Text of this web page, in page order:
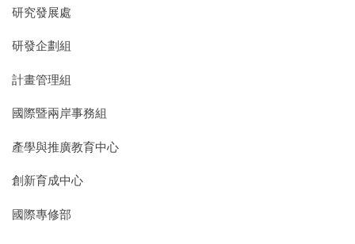
研究發展處
研發企劃組
計畫管理組
國際暨兩岸事務組
產學與推廣教育中心
創新育成中心
國際專修部